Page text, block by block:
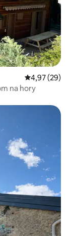
Priemerné
4,97 (29)
na hory